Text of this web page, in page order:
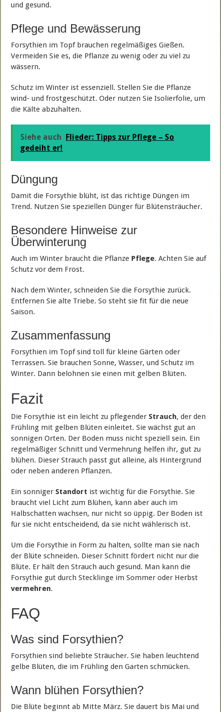
und gesund.
Pflege und Bewässerung
Forsythien im Topf brauchen regelmäßiges Gießen.
Vermeiden Sie es, die Pflanze zu wenig oder zu viel zu
wässern.
Schutz im Winter ist essenziell. Stellen Sie die Pflanze
wind- und frostgeschützt. Oder nutzen Sie Isolierfolie, um
die Kälte abzuhalten.
Siehe auch
Flieder: Tipps zur Pflege – So
gedeiht er!
Düngung
Damit die Forsythie blüht, ist das richtige Düngen im
Trend. Nutzen Sie speziellen Dünger für Blütensträucher.
Besondere Hinweise zur
Überwinterung
Auch im Winter braucht die Pflanze Pflege. Achten Sie auf
Schutz vor dem Frost.
Nach dem Winter, schneiden Sie die Forsythie zurück.
Entfernen Sie alte Triebe. So steht sie fit für die neue
Saison.
Zusammenfassung
Forsythien im Topf sind toll für kleine Gärten oder
Terrassen. Sie brauchen Sonne, Wasser, und Schutz im
Winter. Dann belohnen sie einen mit gelben Blüten.
Fazit
Die Forsythie ist ein leicht zu pflegender Strauch, der den
Frühling mit gelben Blüten einleitet. Sie wächst gut an
sonnigen Orten. Der Boden muss nicht speziell sein. Ein
regelmäßiger Schnitt und Vermehrung helfen ihr, gut zu
blühen. Dieser Strauch passt gut alleine, als Hintergrund
oder neben anderen Pflanzen.
Ein sonniger Standort ist wichtig für die Forsythie. Sie
braucht viel Licht zum Blühen, kann aber auch im
Halbschatten wachsen, nur nicht so üppig. Der Boden ist
für sie nicht entscheidend, da sie nicht wählerisch ist.
Um die Forsythie in Form zu halten, sollte man sie nach
der Blüte schneiden. Dieser Schnitt fördert nicht nur die
Blüte. Er hält den Strauch auch gesund. Man kann die
Forsythie gut durch Stecklinge im Sommer oder Herbst
vermehren.
FAQ
Was sind Forsythien?
Forsythien sind beliebte Sträucher. Sie haben leuchtend
gelbe Blüten, die im Frühling den Garten schmücken.
Wann blühen Forsythien?
Die Blüte beginnt ab Mitte März. Sie dauert bis Mai und